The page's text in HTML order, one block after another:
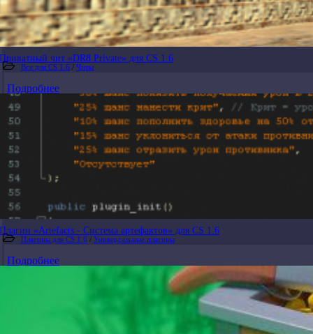
Приватный чит «DR8 Private» для CS 1.6
Все для CS 1.6 / Читы
Подробнее
Плагин «Artefacts - Система артефактов» для CS 1.6
Плагины для CS 1.6 / Универсальные плагины
Подробнее